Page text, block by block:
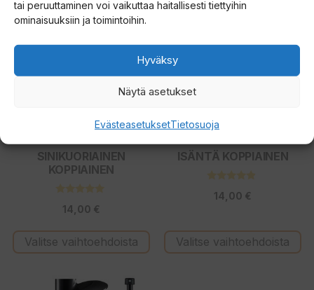
tai peruuttaminen voi vaikuttaa haitallisesti tiettyihin
ominaisuuksiin ja toimintoihin.
Hyväksy
Näytä asetukset
EvästeasetuksetTietosuoja
SINIKUORIAINEN
KOPPIAINEN
5:stä
14,00 €
Valitse vaihtoehdoista
Tällä
tuotteella
on
muunnelma.
tuotteen
ISÄNTÄ KOPPIAINEN
5:stä
14,00 €
Valitse vaihtoehdoista
Tällä
on
useampi
muunnelma.
Voit
tehdä
tuotteen